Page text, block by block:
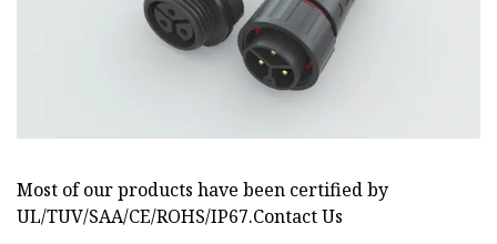
Most of our products have been certified by
UL/TUV/SAA/CE/ROHS/IP67.Contact Us